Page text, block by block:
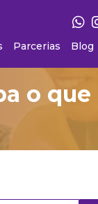
Parcerias Blog
o que